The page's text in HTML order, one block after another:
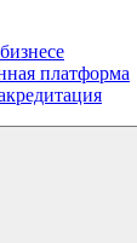
платформа